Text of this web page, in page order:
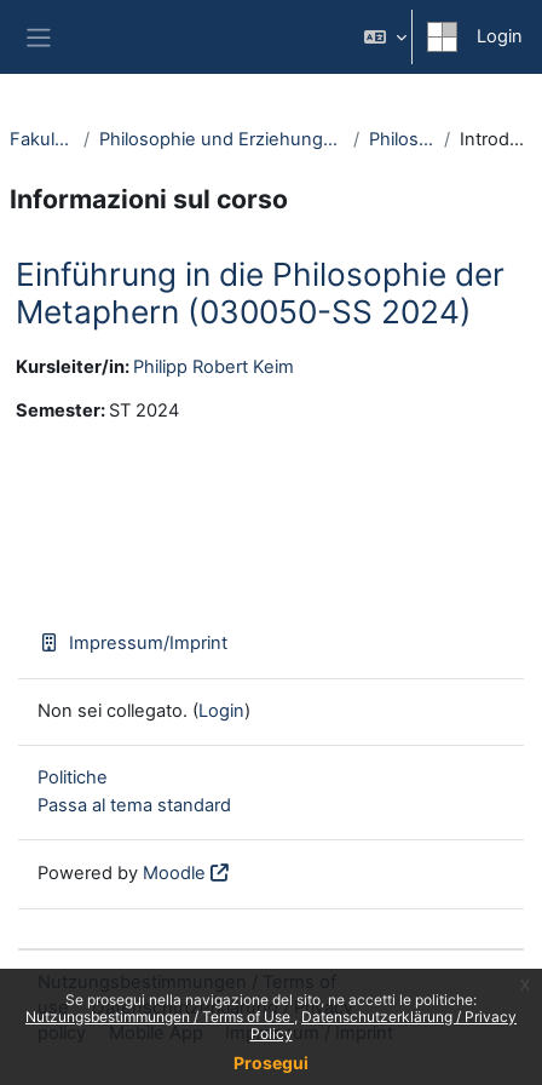
Se prosegui nella navigazione del sito, ne accetti le politiche:
Nutzungsbestimmungen / Terms of Use
Datenschutzerklärung / Privacy
Policy
Prosegui
Login
Fakultäten Philosophie und Erziehungswissenschaft Philosophie Introduzione
Informazioni sul corso
Einführung in die Philosophie der
Metaphern (030050-SS 2024)
Kursleiter/in: Philipp Robert Keim
Semester: ST 2024
Impressum/Imprint
Non sei collegato. (Login)
Politiche
Passa al tema standard
Powered by Moodle
use
Datenschutzerklärung / Privacy
policy
Mobile App Impressum / Imprint